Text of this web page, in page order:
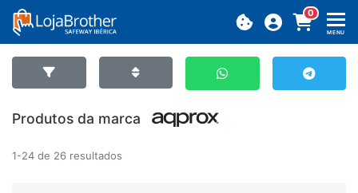
0
MENU
Produtos da marca
1-24 de 26 resultados